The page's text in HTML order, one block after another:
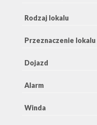
Rodzaj lokalu
Przeznaczenie lokalu
Dojazd
Alarm
Winda